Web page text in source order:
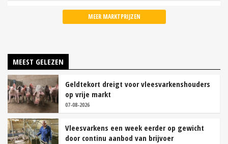
MEER MARKTPRIJZEN
MEEST GELEZEN
Geldtekort dreigt voor vleesvarkenshouders
op vrije markt
07-08-2026
Vleesvarkens een week eerder op gewicht
door continu aanbod van brijvoer